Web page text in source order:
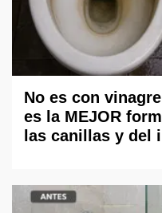
No es con
es la MEJOR
las canillas y del